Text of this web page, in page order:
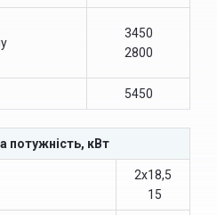
3450
2800
5450
потужність, кВт
2х18,5
15